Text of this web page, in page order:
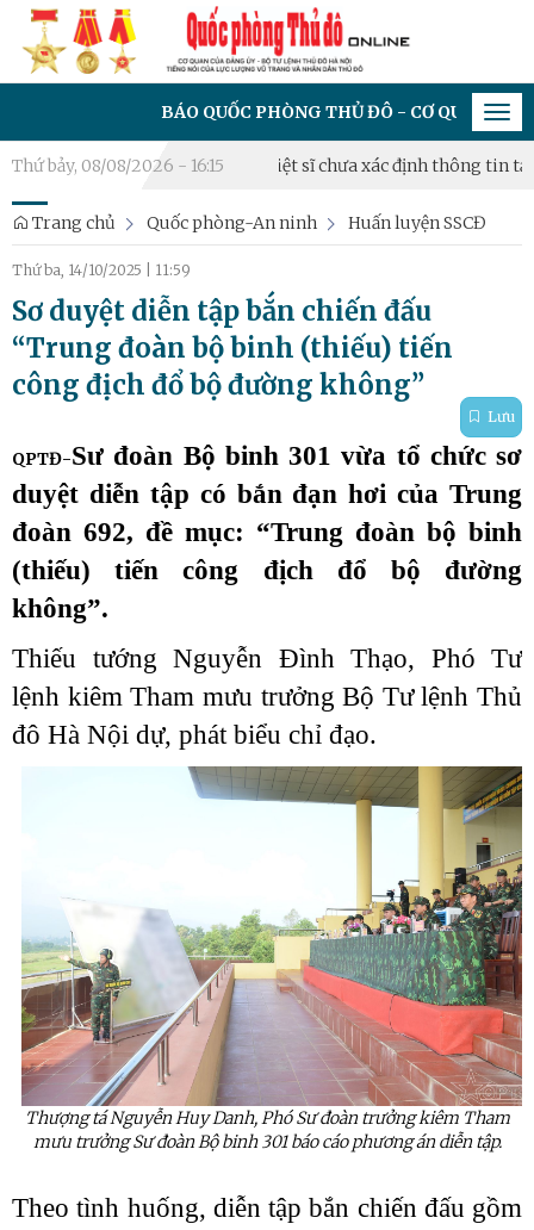
BÁO QUỐC PHÒNG THỦ ĐÔ - CƠ QUAN CỦA ĐẢNG
Thứ bảy, 08/08/2026 - 16:15
khai lấy mẫu hài cốt liệt sĩ chưa xác định thông tin tại Nghĩa
Trang chủ Quốc phòng-An ninh Huấn luyện SSCĐ
Thứ ba, 14/10/2025 11:59
Sơ duyệt diễn tập bắn chiến đấu
“Trung đoàn bộ binh (thiếu) tiến
công địch đổ bộ đường không”
Lưu
QPTĐ-Sư đoàn Bộ binh 301 vừa tổ chức sơ
duyệt diễn tập có bắn đạn hơi của Trung
đoàn 692, đề mục: “Trung đoàn bộ binh
(thiếu) tiến công địch đổ bộ đường
không”.
Thiếu tướng Nguyễn Đình Thạo, Phó Tư
lệnh kiêm Tham mưu trưởng Bộ Tư lệnh Thủ
đô Hà Nội dự, phát biểu chỉ đạo.
Thượng tá Nguyễn Huy Danh, Phó Sư đoàn trưởng kiêm Tham
mưu trưởng Sư đoàn Bộ binh 301 báo cáo phương án diễn tập.
Theo tình huống, diễn tập bắn chiến đấu gồm